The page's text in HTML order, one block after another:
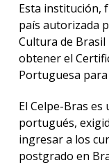
Esta institución,
país autorizada
Cultura de
obtener el
Portuguesa
El Celpe-Bras
portugués,
ingresar a los
postgrado en